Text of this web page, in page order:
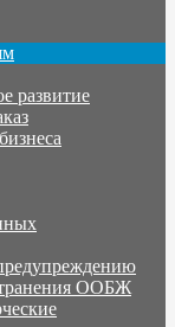
развитие
ООБЖ